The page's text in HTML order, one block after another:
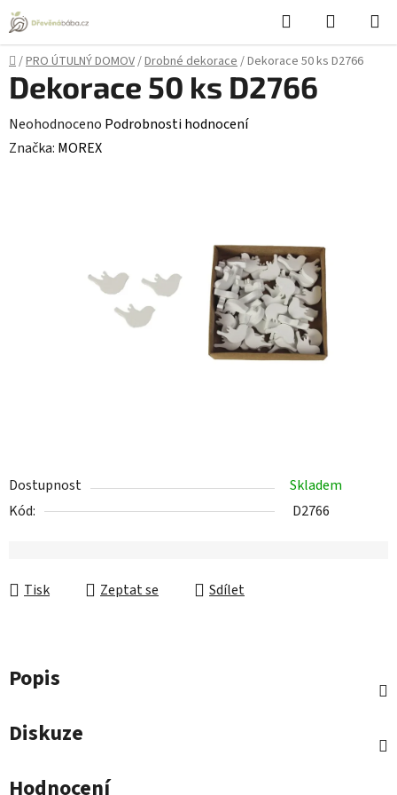
Přejít
na
obsah
Hledat
KOŠÍK
Domů
/PRO ÚTULNÝ DOMOV/Drobné dekorace/Dekorace 50 ks D2766
Dostupnost
Skladem
Kód:
D2766
Tisk Zeptat se Sdílet
Dekorace 50 ks D2766
Průměrné
hodnocení
Neohodnoceno Podrobnosti hodnocení
Značka: MOREX
Popis
Diskuze
Hodnocení